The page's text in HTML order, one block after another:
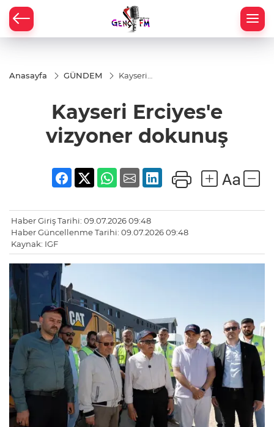
Anasayfa GÜNDEM
Kayseri
dokunuş
Kayseri Erciyes'e
vizyoner dokunuş
Haber Giriş Tarihi: 09.07.2026 09:48
Haber Güncellenme Tarihi: 09.07.2026 09:48
Kaynak: IGF